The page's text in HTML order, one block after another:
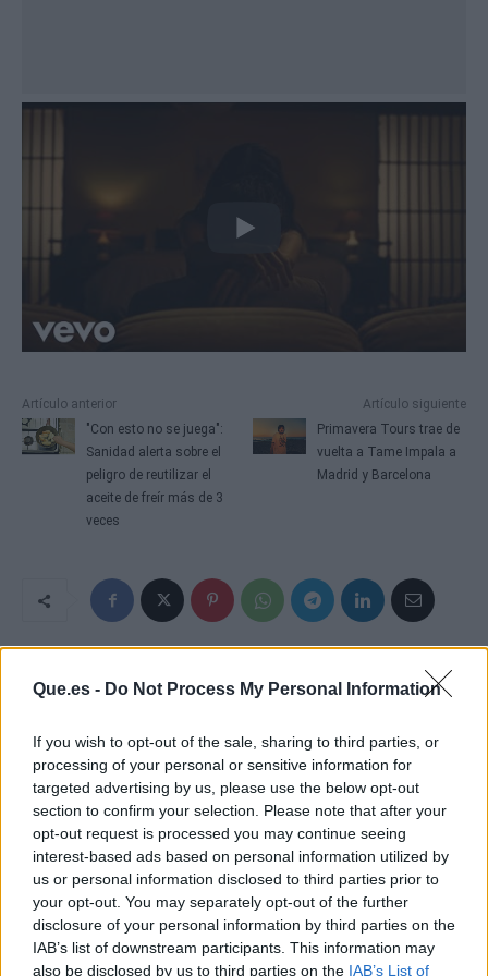
Que.es - Do Not Process My Personal Information
If you wish to opt-out of the sale, sharing to third parties, or
processing of your personal or sensitive information for
targeted advertising by us, please use the below opt-out
section to confirm your selection. Please note that after your
opt-out request is processed you may continue seeing
interest-based ads based on personal information utilized by
us or personal information disclosed to third parties prior to
your opt-out. You may separately opt-out of the further
disclosure of your personal information by third parties on the
IAB’s list of downstream participants. This information may
also be disclosed by us to third parties on the IAB’s List of
Artículo anterior
"Con esto no se juega":
Sanidad alerta sobre el
peligro de reutilizar el
aceite de freír más de 3
veces
Artículo siguiente
Primavera Tours trae de
vuelta a Tame Impala a
Madrid y Barcelona